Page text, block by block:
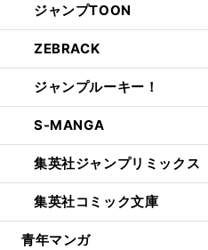
ジャンプTOON
ZEBRACK
ジャンプルーキー！
S-MANGA
集英社ジャンプリミックス
集英社コミック文庫
青年マンガ